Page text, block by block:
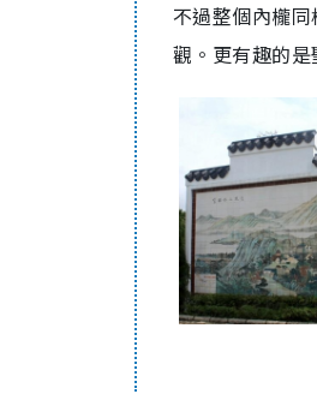
不過整個內櫳
觀。更有趣的